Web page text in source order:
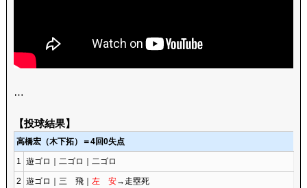
…
【投球結果】
高橋宏（木下拓）＝4回0失点
1 遊ゴロ｜二ゴロ｜二ゴロ
2 遊ゴロ｜三 飛｜ 左 安→走塁死